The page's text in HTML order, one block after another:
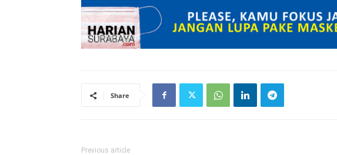
Share
Previous article